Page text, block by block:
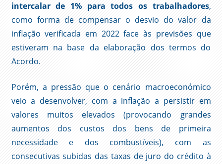
intercalar de 1% para todos os trabalhadores,
como forma de compensar o desvio do valor da
inflação verificada em 2022 face às previsões que
estiveram na base da elaboração dos termos do
Acordo.
Porém, a pressão que o cenário macroeconómico
veio a desenvolver, com a inflação a persistir em
valores muitos elevados (provocando grandes
aumentos dos custos dos bens de primeira
necessidade e dos combustíveis), com as
consecutivas subidas das taxas de juro do crédito à